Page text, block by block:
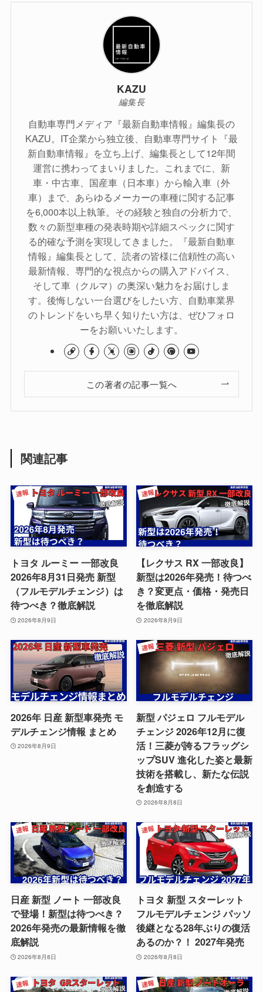
KAZU
編集長
自動車専門メディア『最新自動車情報』編集長の
KAZU。IT企業から独立後、自動車専門サイト『最
新自動車情報』を立ち上げ、編集長として12年間
運営に携わってまいりました。これまでに、新
車・中古車、国産車（日本車）から輸入車（外
車）まで、あらゆるメーカーの車種に関する記事
を6,000本以上執筆。その経験と独自の分析力で、
数々の新型車種の発表時期や詳細スペックに関す
る的確な予測を実現してきました。『最新自動車
情報』編集長として、読者の皆様に信頼性の高い
最新情報、専門的な視点からの購入アドバイス、
そして車（クルマ）の奥深い魅力をお届けしま
す。後悔しない一台選びをしたい方、自動車業界
のトレンドをいち早く知りたい方は、ぜひフォロ
ーをお願いいたします。
この著者の記事一覧へ
関連記事
トヨタ ルーミー 一部改良
2026年8月31日発売 新型
（フルモデルチェンジ）は
待つべき？徹底解説
2026年8月9日
【レクサス RX 一部改良】
新型は2026年発売！待つべ
き？変更点・価格・発売日
を徹底解説
2026年8月9日
2026年 日産 新型車発売 モ
デルチェンジ情報 まとめ
2026年8月9日
新型 パジェロ フルモデル
チェンジ 2026年12月に復
活！三菱が誇るフラッグシ
ップSUV 進化した姿と最新
技術を搭載し、新たな伝説
を創造する
2026年8月8日
日産 新型 ノート 一部改良
で登場！新型は待つべき？
2026年発売の最新情報を徹
底解説
2026年8月8日
トヨタ 新型 スターレット
フルモデルチェンジ パッソ
後継となる28年ぶりの復活
あるのか？！ 2027年発売
2026年8月8日